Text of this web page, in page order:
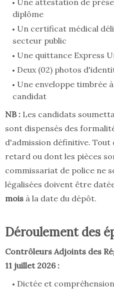
diplôme
Un certificat médical
secteur public
Une quittance Express
Deux (02) photos
Une enveloppe timbrée à
candidat
NB : Les candidats
sont dispensés des
d'admission définitive. Tout
retard ou dont les pièces
commissariat de police ne
légalisées doivent être
mois à la date du dépôt.
Déroulement des
Contrôleurs Adjoints des
11 juillet 2026 :
Dictée et